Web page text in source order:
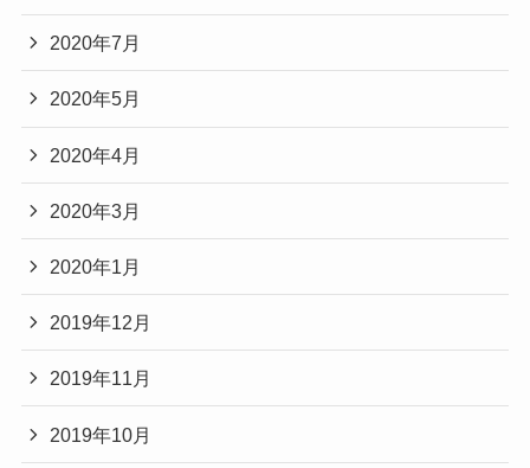
2020年7月
2020年5月
2020年4月
2020年3月
2020年1月
2019年12月
2019年11月
2019年10月